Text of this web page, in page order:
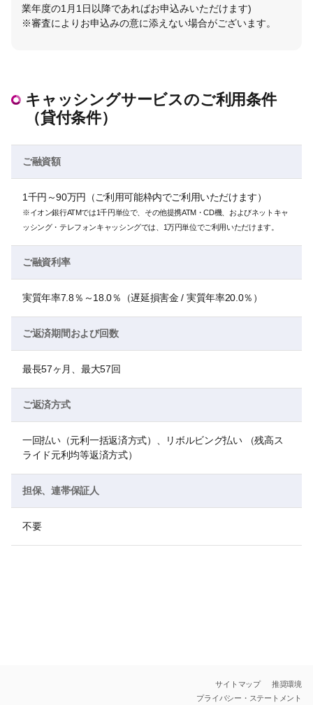
業年度の1月1日以降であればお申込みいただけます)
※審査によりお申込みの意に添えない場合がございます。
キャッシングサービスのご利用条件
（貸付条件）
ご融資額
1千円～90万円（ご利用可能枠内でご利用いただけます）
※イオン銀行ATMでは1千円単位で、その他提携ATM・CD機、およびネットキャ
ッシング・テレフォンキャッシングでは、1万円単位でご利用いただけます。
ご融資利率
実質年率7.8％～18.0％（遅延損害金 / 実質年率20.0％）
ご返済期間および回数
最長57ヶ月、最大57回
ご返済方式
一回払い（元利一括返済方式）、リボルビング払い （残高ス
ライド元利均等返済方式）
担保、連帯保証人
不要
サイトマップ
推奨環境
プライバシー・ステートメント